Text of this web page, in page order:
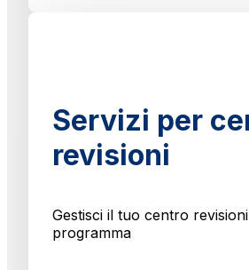
Servizi per
revisioni
Gestisci il tuo centro
programma